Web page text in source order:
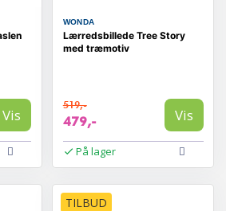
Vis
WONDA
Lærredsbillede Tree Story
med træmotiv
519,-
479,- Vis
På lager
TILBUD